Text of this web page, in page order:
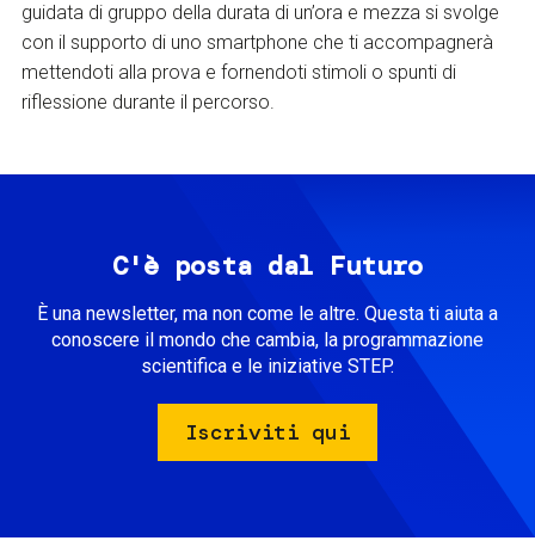
guidata di gruppo della durata di un’ora e mezza si svolge
con il supporto di uno smartphone che ti accompagnerà
mettendoti alla prova e fornendoti stimoli o spunti di
riflessione durante il percorso.
C'è posta dal Futuro
È una newsletter, ma non come le altre. Questa ti aiuta a
conoscere il mondo che cambia, la programmazione
scientifica e le iniziative STEP.
Iscriviti qui